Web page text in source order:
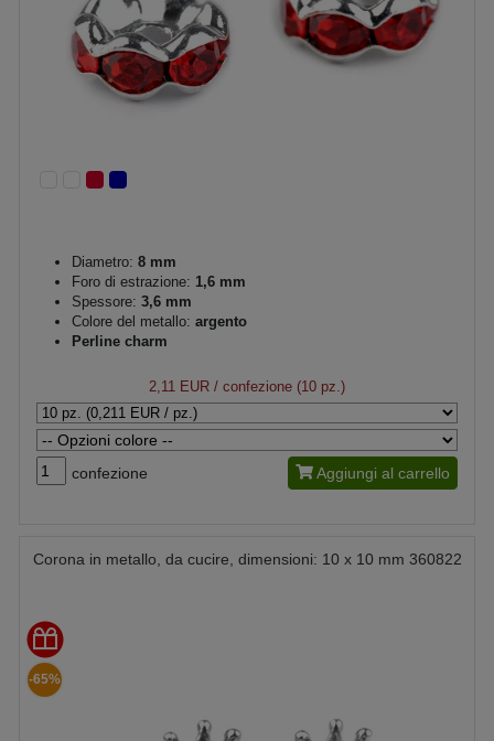
Diametro: 8 mm
Foro di estrazione: 1,6 mm
Spessore: 3,6 mm
Colore del metallo: argento
Perline charm
2,11 EUR / confezione (10 pz.)
confezione Aggiungi al carrello
Corona in metallo, da cucire, dimensioni: 10 x 10 mm 360822
-65%